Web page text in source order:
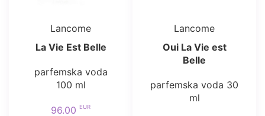
Lancome
La Vie Est Belle
parfemska voda
100 ml
96.00 EUR
Lancome
Oui La Vie est
Belle
parfemska voda 30
ml